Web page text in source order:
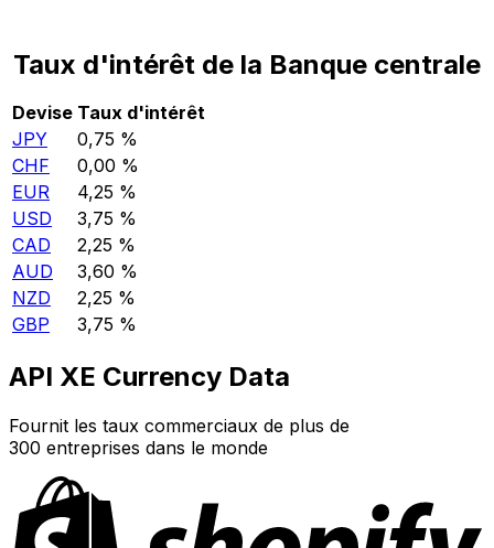
Taux d'intérêt de la Banque centrale
Devise Taux d'intérêt
JPY
0,75 %
CHF
0,00 %
EUR
4,25 %
USD
3,75 %
CAD
2,25 %
AUD
3,60 %
NZD
2,25 %
GBP
3,75 %
API XE Currency Data
Fournit les taux commerciaux de plus de
300 entreprises dans le monde